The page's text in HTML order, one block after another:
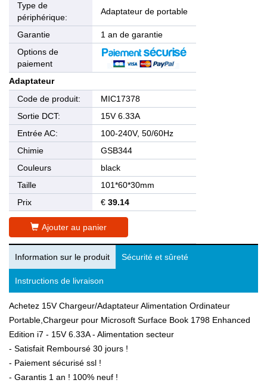
Type de
périphérique:
Adaptateur de portable
Garantie
1 an de garantie
Options de
paiement
Adaptateur
Code de produit:
MIC17378
Sortie DCT:
15V 6.33A
Entrée AC:
100-240V, 50/60Hz
Chimie
GSB344
Couleurs
black
Taille
101*60*30mm
Prix
€ 39.14
Ajouter au panier
Information sur le produit Sécurité et sûreté
Instructions de livraison
Achetez 15V Chargeur/Adaptateur Alimentation Ordinateur
Portable,Chargeur pour Microsoft Surface Book 1798 Enhanced
Edition i7 - 15V 6.33A - Alimentation secteur
- Satisfait Remboursé 30 jours !
- Paiement sécurisé ssl !
- Garantis 1 an ! 100% neuf !